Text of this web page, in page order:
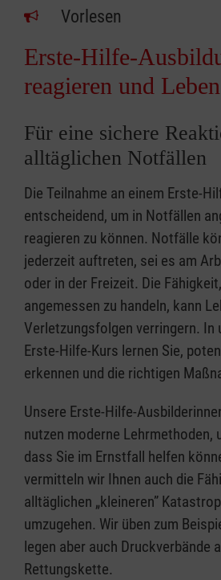
Vorlesen
Erste-Hilfe-
reagieren und
Für eine sichere
alltäglichen Notfällen
Die Teilnahme an einem Erste-
entscheidend, um in Notfällen
reagieren zu können. Notfälle
jederzeit auftreten, sei es am
oder in der Freizeit. Die
angemessen zu handeln, kann
Verletzungsfolgen verringern. In
Erste-Hilfe-Kurs lernen Sie,
erkennen und die richtigen
Unsere Erste-Hilfe-
nutzen moderne Lehrmethoden,
dass Sie im Ernstfall helfen
vermitteln wir Ihnen auch die
alltäglichen „kleineren”
umzugehen. Wir üben zum
legen aber auch Druckverbände
Rettungskette.